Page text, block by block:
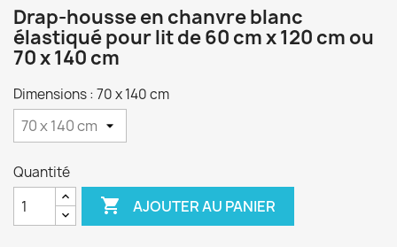
Drap-housse en chanvre blanc
élastiqué pour lit de 60 cm x 120 cm ou
70 x 140 cm
Dimensions : 70 x 140 cm
Quantité
 AJOUTER AU PANIER